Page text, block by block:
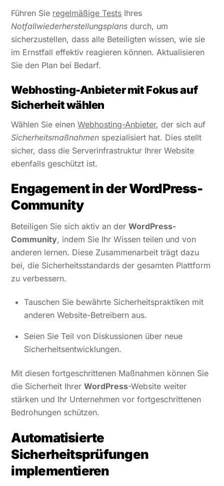
Führen Sie regelmäßige Tests Ihres
Notfallwiederherstellungsplans durch, um
sicherzustellen, dass alle Beteiligten wissen, wie sie
im Ernstfall effektiv reagieren können. Aktualisieren
Sie den Plan bei Bedarf.
Webhosting-Anbieter mit Fokus auf
Sicherheit wählen
Wählen Sie einenWebhosting-Anbieter, der sich auf
Sicherheitsmaßnahmen spezialisiert hat. Dies stellt
sicher, dass die Serverinfrastruktur Ihrer Website
ebenfalls geschützt ist.
Engagement in der WordPress-
Community
Beteiligen Sie sich aktiv an derWordPress-
Community, indem Sie Ihr Wissen teilen und von
anderen lernen. Diese Zusammenarbeit trägt dazu
bei, die Sicherheitsstandards der gesamten Plattform
zu verbessern.
Tauschen Sie bewährte Sicherheitspraktiken mit
anderen Website-Betreibern aus.
Seien Sie Teil von Diskussionen über neue
Sicherheitsentwicklungen.
Mit diesen fortgeschrittenen Maßnahmen können Sie
die Sicherheit IhrerWordPress-Website weiter
stärken und Ihr Unternehmen vor fortgeschrittenen
Bedrohungen schützen.
Automatisierte
Sicherheitsprüfungen
implementieren